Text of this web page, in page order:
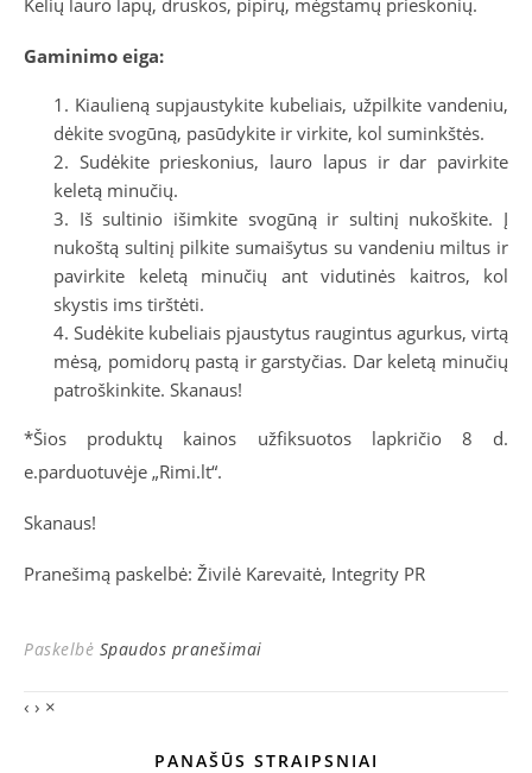
Kelių lauro lapų, druskos, pipirų, mėgstamų prieskonių.
Gaminimo eiga:
Kiaulieną supjaustykite kubeliais, užpilkite vandeniu,
dėkite svogūną, pasūdykite ir virkite, kol suminkštės.
Sudėkite prieskonius, lauro lapus ir dar pavirkite
keletą minučių.
Iš sultinio išimkite svogūną ir sultinį nukoškite. Į
nukoštą sultinį pilkite sumaišytus su vandeniu miltus ir
pavirkite keletą minučių ant vidutinės kaitros, kol
skystis ims tirštėti.
Sudėkite kubeliais pjaustytus raugintus agurkus, virtą
mėsą, pomidorų pastą ir garstyčias. Dar keletą minučių
patroškinkite. Skanaus!
*Šios produktų kainos užfiksuotos lapkričio 8 d.
e.parduotuvėje „Rimi.lt“.
Skanaus!
Pranešimą paskelbė: Živilė Karevaitė, Integrity PR
Paskelbė Spaudos pranešimai
‹ › ×
PANAŠŪS STRAIPSNIAI